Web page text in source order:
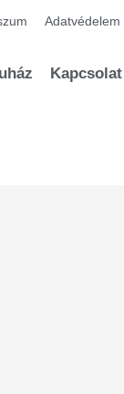
Adatvédelem
Kapcsolat